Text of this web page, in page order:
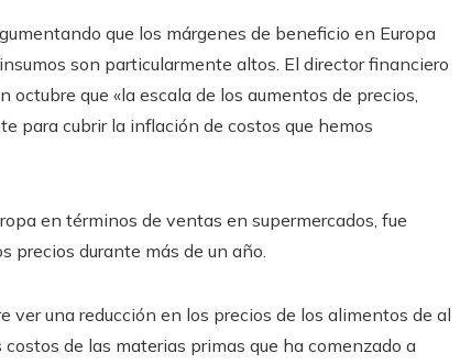
que los márgenes de beneficio en Europa
son particularmente altos. El director financiero
que «la escala de los aumentos de precios,
para cubrir la inflación de costos que hemos
en términos de ventas en supermercados, fue
precios durante más de un año.
ver una reducción en los precios de los alimentos de al
de las materias primas que ha comenzado a